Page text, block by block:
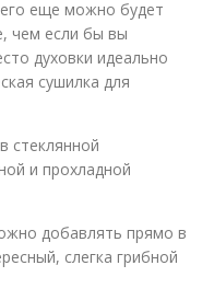
еще можно будет
чем если бы вы
духовки идеально
сушилка для
стеклянной
и прохладной
добавлять прямо в
слегка грибной